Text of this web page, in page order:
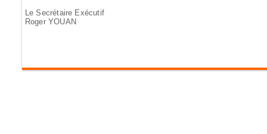
Le Secrétaire Exécutif
Roger YOUAN